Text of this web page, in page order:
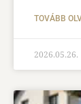
TOVÁBB
2026.05.26.